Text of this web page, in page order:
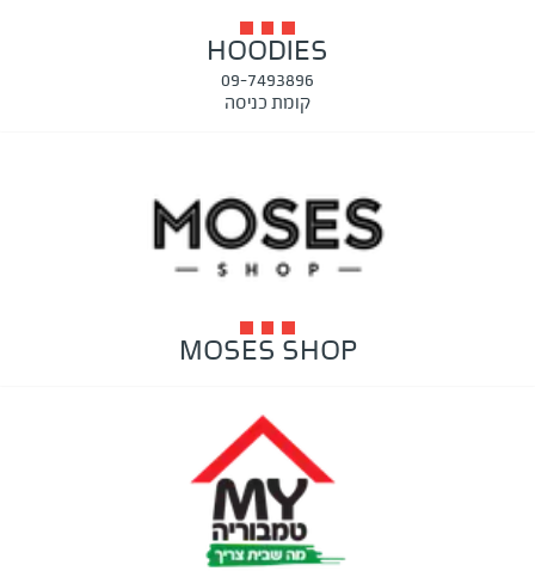
HOODIES
09-7493896
קומת כניסה
MOSES SHOP